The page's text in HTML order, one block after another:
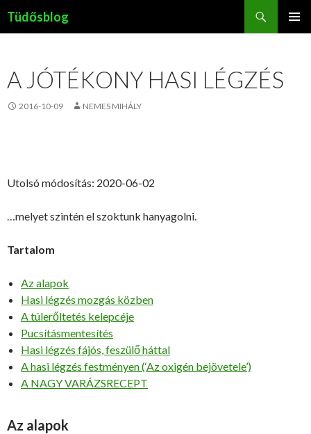
Tüdősblog
A JÓTÉKONY HASI LÉGZÉS
2016-10-09 NEMES MIHÁLY
Utolsó módosítás: 2020-06-02
…melyet szintén el szoktunk hanyagolni.
Tartalom
Az alapok
Hasi légzés mozgás közben
A túlerőltetés kelepcéje
Pucsításmentesítés
Hasi légzés fájós, feszülő háttal
A hasi légzés festményen (‘Az oxigén bejövetele’)
A NAGY VARÁZSRECEPT
Az alapok